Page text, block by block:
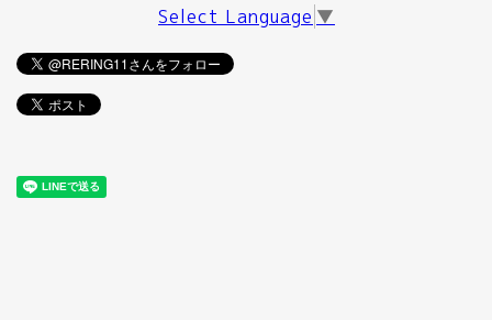
Select Language ▼